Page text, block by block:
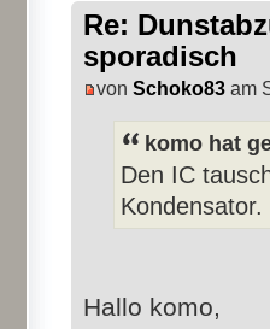
Re:
sporadisch
von Schoko83 am
komo hat
Den IC
Kondensator.
Hallo komo,